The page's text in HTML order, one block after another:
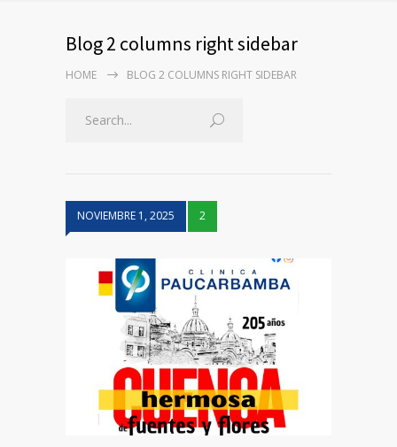
Blog 2 columns right sidebar
HOME BLOG 2 COLUMNS RIGHT SIDEBAR
NOVIEMBRE 1, 2025 2